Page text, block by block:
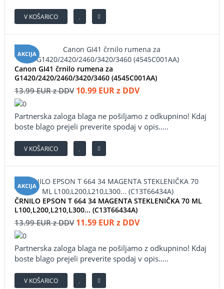
V KOŠARICO
AKCIJA
Canon GI41 črnilo rumena za
G1420/2420/2460/3420/3460 (4545C001AA)
13.99 EUR z DDV 10.99 EUR z DDV
Partnerska zaloga blaga ne pošiljamo z odkupnino! ​Kdaj
boste blago prejeli preverite spodaj v opis.....
V KOŠARICO
AKCIJA
ČRNILO EPSON T 664 34 MAGENTA STEKLENIČKA 70 ML
L100,L200,L210,L300... (C13T66434A)
13.99 EUR z DDV 11.59 EUR z DDV
Partnerska zaloga blaga ne pošiljamo z odkupnino! ​Kdaj
boste blago prejeli preverite spodaj v opis.....
V KOŠARICO